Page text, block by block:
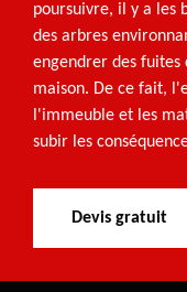
poursuivre, il y a les
des arbres
engendrer des
maison. De ce fait,
l'immeuble et les
subir les
Devis gratuit